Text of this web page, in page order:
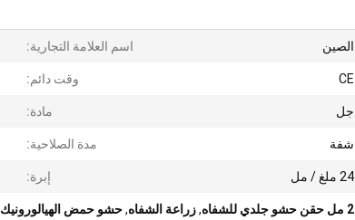
الصين اسم العلامة التجارية:
CE وقت دائم:
جل مادة:
شفة مدة الصلاحية:
24 ملغ / مل إبرة:
2 مل حقن حشو جلدي للشفاه ,زراعة الشفاه,حشو حمض الهيالورونيك